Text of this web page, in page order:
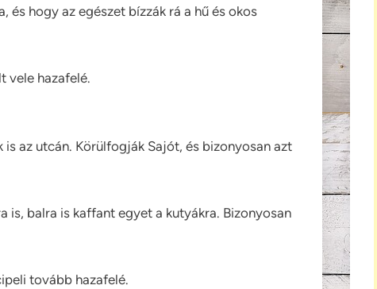
és hogy az egészet bízzák rá a hű és okos
vele hazafelé.
az utcán. Körülfogják Sajót, és bizonyosan azt
is, balra is kaffant egyet a kutyákra. Bizonyosan
tovább hazafelé.